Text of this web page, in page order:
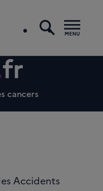
cancers
Accidents